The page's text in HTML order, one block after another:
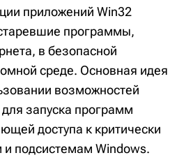
приложений Win32
программы,
в безопасной
среде. Основная идея
возможностей
запуска программ
доступа к критически
подсистемам Windows.